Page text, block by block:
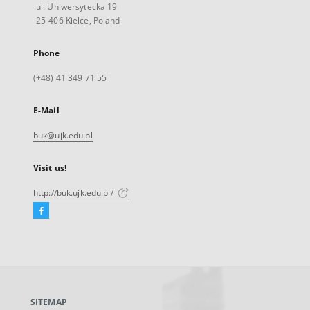
ul. Uniwersytecka 19
25-406 Kielce, Poland
Phone
(+48) 41 349 71 55
E-Mail
buk@ujk.edu.pl
Visit us!
http://buk.ujk.edu.pl/
Facebook
new
SITEMAP